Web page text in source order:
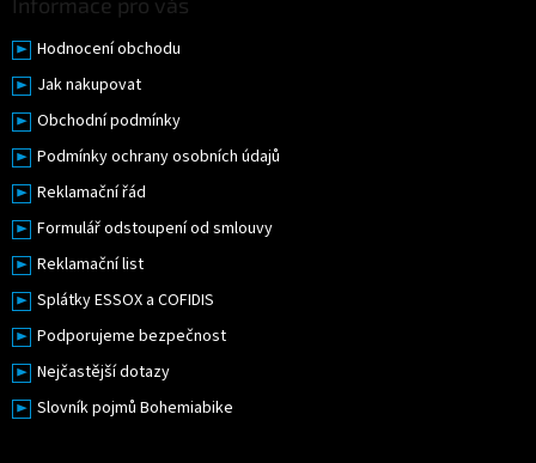
Hodnocení obchodu
Jak nakupovat
Obchodní podmínky
Podmínky ochrany osobních údajů
Reklamační řád
Formulář odstoupení od smlouvy
Reklamační list
Splátky ESSOX a COFIDIS
Podporujeme bezpečnost
Nejčastější dotazy
Slovník pojmů Bohemiabike